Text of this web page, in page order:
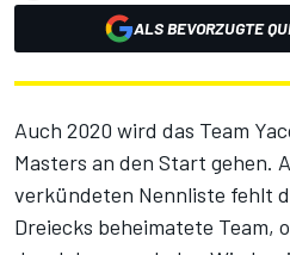
ALS BEVORZUGTE
Auch 2020 wird das Team
Masters an den Start gehen.
verkündeten Nennliste fehlt
Dreiecks beheimatete Team,